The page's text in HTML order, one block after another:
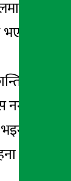
आएको
प्रक्रिया
उनले
पूरा